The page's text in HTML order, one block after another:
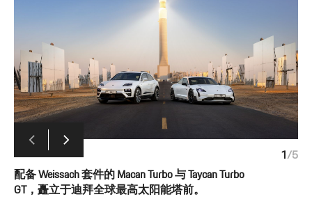
配备 Weissach 套件的 Macan Turbo 与 Taycan Turbo
GT，矗立于迪拜全球最高太阳能塔前。
1/5